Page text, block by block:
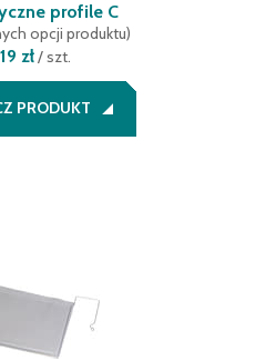
profile C
opcji produktu)
zł/szt.
PRODUKT